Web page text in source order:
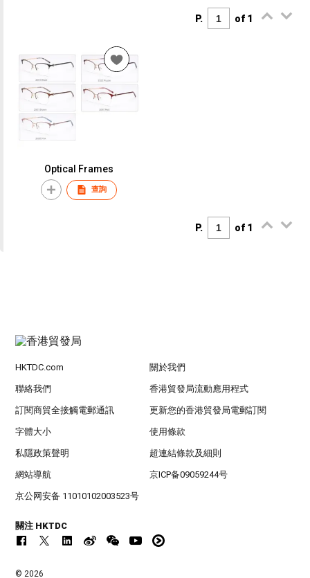
P. of 1
Optical Frames
查詢
P. of 1
HKTDC.com 關於我們
聯絡我們 香港貿發局流動應用程式
訂閱商貿全接觸電郵通訊 更新您的香港貿發局電郵訂閱
字體大小 使用條款
私隱政策聲明 超連結條款及細則
網站導航 京ICP备09059244号
京公网安备 11010102003523号
關注 HKTDC
© 2026